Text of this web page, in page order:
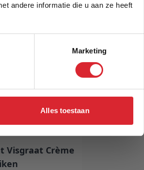
andere informatie die u aan ze heeft
Marketing
Alles toestaan
Visgraat Crème